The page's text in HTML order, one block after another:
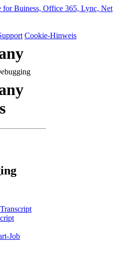
Cookie-Hinweis
Job